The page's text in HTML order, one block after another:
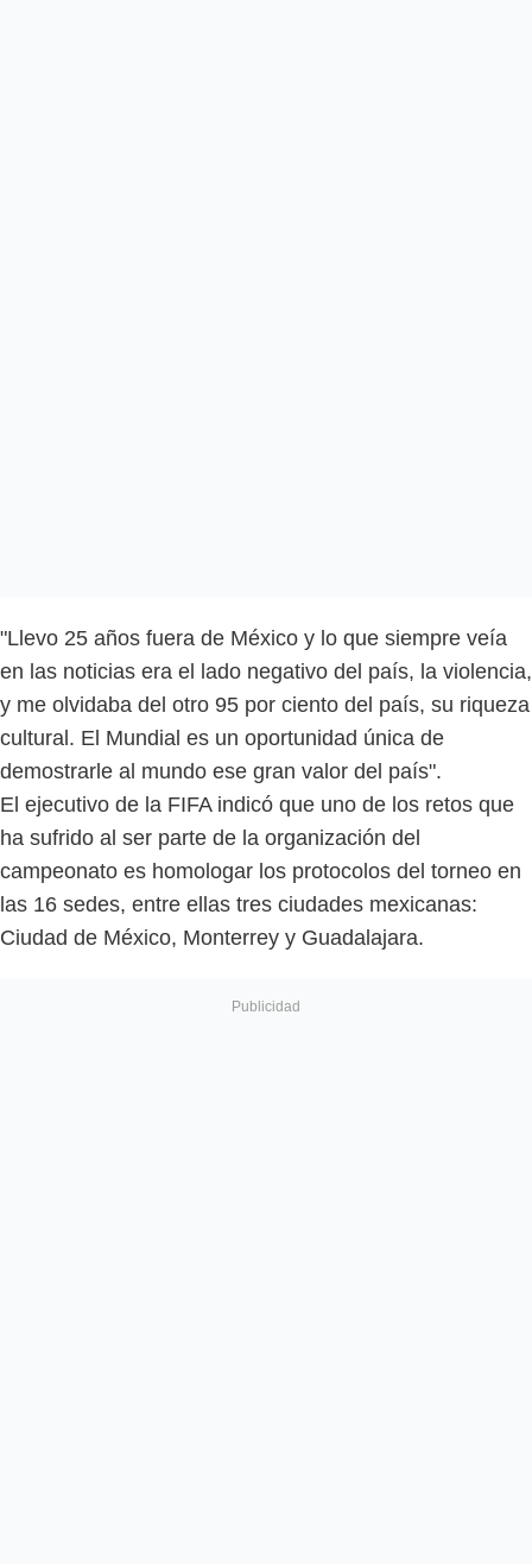
"Llevo 25 años fuera de México y lo que siempre veía
en las noticias era el lado negativo del país, la violencia,
y me olvidaba del otro 95 por ciento del país, su riqueza
cultural. El Mundial es un oportunidad única de
demostrarle al mundo ese gran valor del país".
El ejecutivo de la FIFA indicó que uno de los retos que
ha sufrido al ser parte de la organización del
campeonato es homologar los protocolos del torneo en
las 16 sedes, entre ellas tres ciudades mexicanas:
Ciudad de México, Monterrey y Guadalajara.